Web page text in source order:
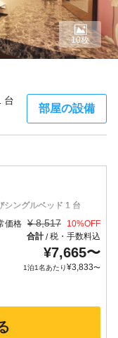
台
部屋の設備
10枚
シングルベッド 1 台
価格 ¥ 8,517 10%OFF
合計/税・手数料込
¥7,665〜
1泊1名あたり¥3,833〜